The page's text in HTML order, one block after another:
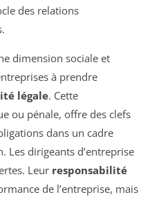
des relations
dimension sociale et
à prendre
légale. Cette
ou pénale, offre des clefs
dans un cadre
Les dirigeants d’entreprise
Leur responsabilité
de l’entreprise, mais